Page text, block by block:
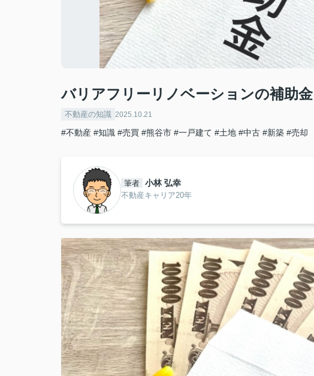
バリアフリーリノベーションの補助
不動産の知識 2025.10.21
#不動産 #知識 #売買 #熊谷市 #一戸建て #土地 #中古 #新築 #売却
筆者 小林 弘幸
不動産キャリア20年